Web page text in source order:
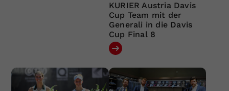
KURIER Austria Davis
Cup Team mit der
Generali in die Davis
Cup Final 8